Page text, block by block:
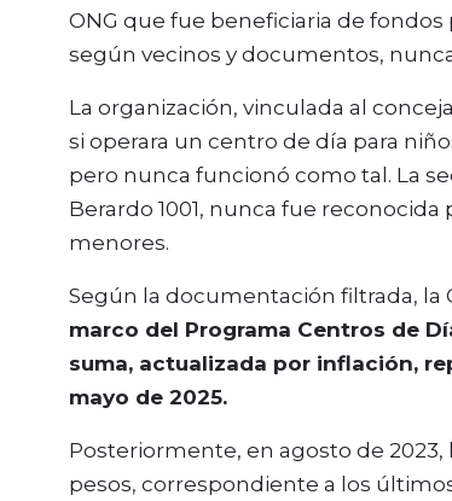
ONG que fue beneficiaria de
según vecinos y documentos,
La organización, vinculada al
si operara un centro de día para
pero nunca funcionó como tal. La
Berardo 1001, nunca fue
menores.
Según la documentación filtrada, la
marco del Programa Centros de
suma, actualizada por inflación,
mayo de 2025.
Posteriormente, en agosto de
pesos, correspondiente a los